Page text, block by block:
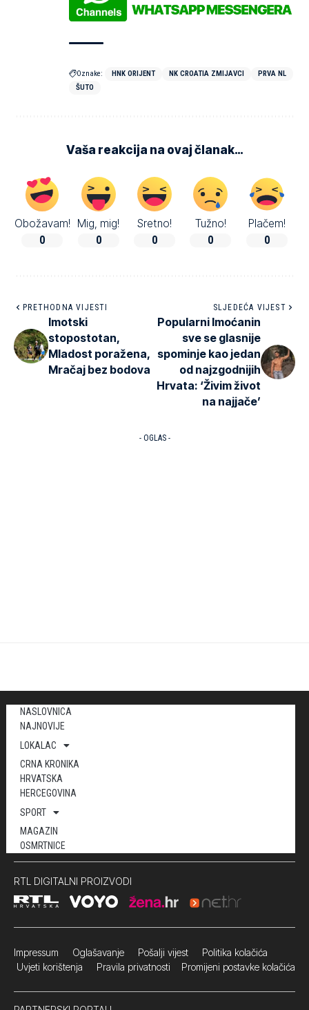
Oznake: HNK ORIJENT NK CROATIA ZMIJAVCI
PRVA NL
ŠUTO
Vaša reakcija na ovaj članak…
Obožavam!
0
Mig, mig!
0
Sretno!
0
Tužno!
0
Plačem!
0
PRETHODNA VIJESTI
Imotski
stopostotan,
Mladost poražena,
Mračaj bez bodova
SLJEDEĆA VIJEST
Popularni Imoćanin
sve se glasnije
spominje kao jedan
od najzgodnijih
Hrvata: ‘Živim život
na najjače’
- OGLAS -
NASLOVNICA
NAJNOVIJE
LOKALAC
CRNA KRONIKA
HRVATSKA
HERCEGOVINA
SPORT
MAGAZIN
OSMRTNICE
RTL DIGITALNI PROIZVODI
Impressum Oglašavanje Pošalji vijest Politika kolačića
Uvjeti korištenja Pravila privatnosti Promijeni postavke kolačića